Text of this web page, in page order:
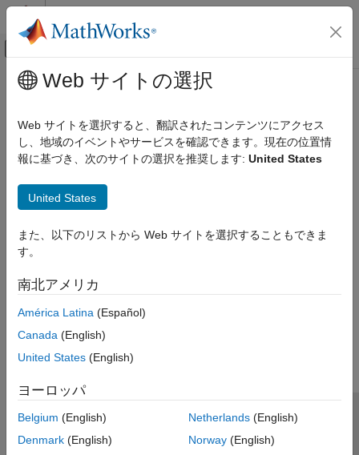
コンテンツへスキップ
オフキャンバス ナビゲーション メ
ドキュメンテーションのホーム
メインコンテンツ
Web サイトの選択
Web サイトを選択すると、翻訳されたコンテンツにアクセス
し、地域のイベントやサービスを確認できます。現在の位置情
報に基づき、次のサイトの選択を推奨します: United States
United States
また、以下のリストから Web サイトを選択することもできま
す。
南北アメリカ
América Latina (Español)
Canada (English)
United States (English)
ヨーロッパ
Belgium (English)
Denmark (English)
Netherlands(English)
Norway(English)
トラストセンター
プライバシー ポリシー
違法コピー防止
アプリケーション ステータス